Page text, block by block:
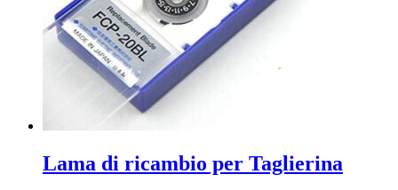
Lama di ricambio per Taglierina